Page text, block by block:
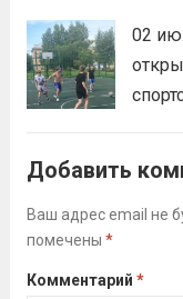
02
Добавить
Ваш адрес email не
помечены *
Комментарий *